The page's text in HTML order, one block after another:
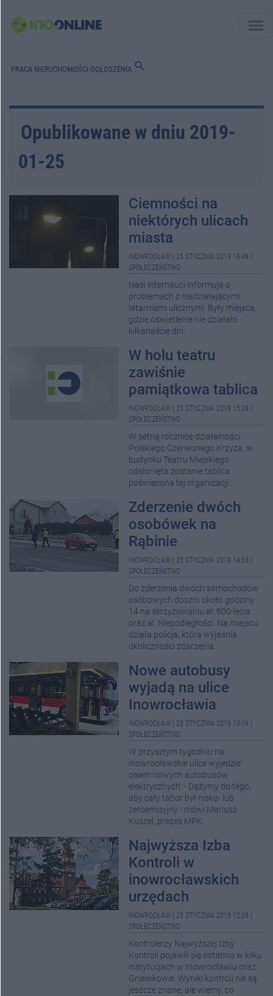
menu
PRACA NIERUCHOMOŚCI OGŁOSZENIA search
Opublikowane w dniu 2019-
01-25
Ciemności na
niektórych ulicach
miasta
INOWROCŁAW 25 STYCZNIA 2019 18:46
SPOŁECZEŃSTWO
Nasi internauci informują o
problemach z niedziałającymi
latarniami ulicznymi. Były miejsca,
gdzie oświetlenie nie działało
kilkanaście dni.
W holu teatru
zawiśnie
pamiątkowa tablica
INOWROCŁAW 25 STYCZNIA 2019 15:28
SPOŁECZEŃSTWO
W setną rocznicę działalności
Polskiego Czerwonego Krzyża, w
budynku Teatru Miejskiego
odsłonięta zostanie tablica
poświęcona tej organizacji.
Zderzenie dwóch
osobówek na
Rąbinie
INOWROCŁAW 25 STYCZNIA 2019 14:53
SPOŁECZEŃSTWO
Do zderzenia dwóch samochodów
osobowych doszło około godziny
14 na skrzyżowaniu al. 800-lecia
oraz al. Niepodległości. Na miejscu
działa policja, która wyjaśnia
okoliczności zdarzenia.
Nowe autobusy
wyjadą na ulice
Inowrocławia
INOWROCŁAW 25 STYCZNIA 2019 13:19
SPOŁECZEŃSTWO
W przyszłym tygodniu na
inowrocławskie ulice wyjedzie
osiem nowych autobusów
elektrycznych. - Dążymy do tego,
aby cały tabor był nisko- lub
zeroemisyjny - mówi Mariusz
Kuszel, prezes MPK.
Najwyższa Izba
Kontroli w
inowrocławskich
urzędach
INOWROCŁAW 25 STYCZNIA 2019 12:08
SPOŁECZEŃSTWO
Kontrolerzy Najwyższej Izby
Kontroli pojawili się ostatnio w kilku
instytucjach w Inowrocławiu oraz
Gniewkowie. Wyniki kontroli nie są
jeszcze znane, ale wiemy, co